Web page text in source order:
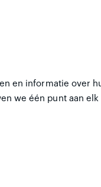
en informatie over
we één punt aan